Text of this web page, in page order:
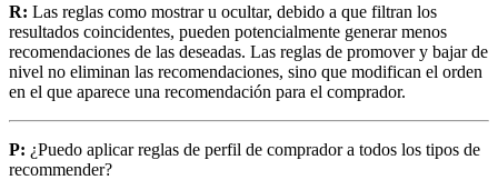
R: Las reglas como mostrar u ocultar, debido a que filtran los
resultados coincidentes, pueden potencialmente generar menos
recomendaciones de las deseadas. Las reglas de promover y bajar de
nivel no eliminan las recomendaciones, sino que modifican el orden
en el que aparece una recomendación para el comprador.
P: ¿Puedo aplicar reglas de perfil de comprador a todos los tipos de
recommender?